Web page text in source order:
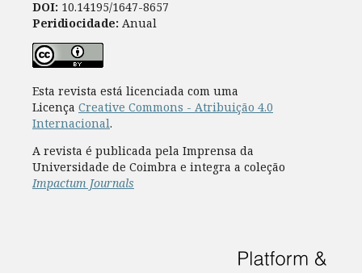
DOI: 10.14195/1647-8657
Peridiocidade: Anual
Esta revista está licenciada com uma
Licença Creative Commons - Atribuição 4.0
Internacional.
A revista é publicada pela Imprensa da
Universidade de Coimbra e integra a coleção
Impactum Journals